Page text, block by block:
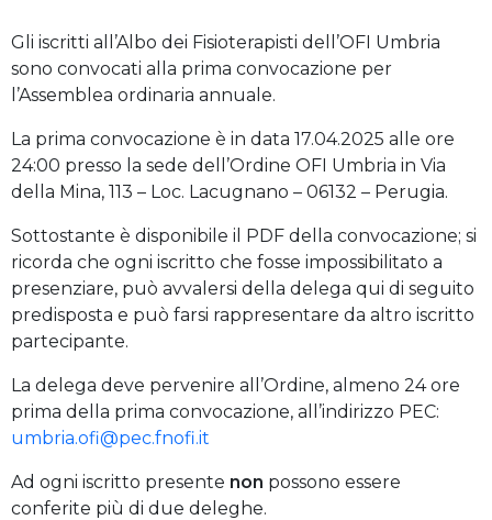
Gli iscritti all’Albo dei Fisioterapisti dell’OFI Umbria
sono convocati alla prima convocazione per
l’Assemblea ordinaria annuale.
La prima convocazione è in data 17.04.2025 alle ore
24:00 presso la sede dell’Ordine OFI Umbria in Via
della Mina, 113 – Loc. Lacugnano – 06132 – Perugia.
Sottostante è disponibile il PDF della convocazione; si
ricorda che ogni iscritto che fosse impossibilitato a
presenziare, può avvalersi della delega qui di seguito
predisposta e può farsi rappresentare da altro iscritto
partecipante.
La delega deve pervenire all’Ordine, almeno 24 ore
prima della prima convocazione, all’indirizzo PEC:
umbria.ofi@pec.fnofi.it
Ad ogni iscritto presente non possono essere
conferite più di due deleghe.